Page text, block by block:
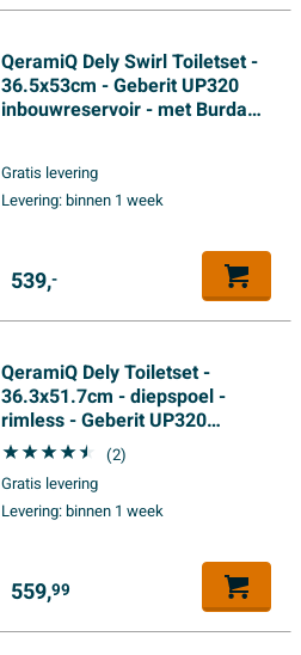
QeramiQ Dely Swirl Toiletset -
36.5x53cm - Geberit UP320
inbouwreservoir - met Burda
knoppen - glans wit
Gratis levering
Levering:binnen 1 week
539,-
QeramiQ Dely Toiletset -
36.3x51.7cm - diepspoel -
rimless - Geberit UP320
inbouwreservoir - met Burda
frame - softclose toiletzitting -
mat witte bedieningsplaat -
rechtehoekige knoppen - zwart
(2)
Gratis levering
Levering:binnen 1 week
559,99